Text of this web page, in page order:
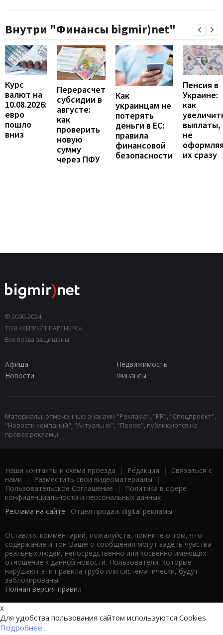
Внутри "Финансы bigmir)net"
Курс
валют на
10.08.2026:
евро
пошло
вниз
Перерасчет
субсидии в
августе:
как
проверить
новую
сумму
через ПФУ
Как
украинцам не
потерять
деньги в ЕС:
правила
финансовой
безопасности
Пенсия в
Украине:
как
выплаты,
не
их сразу
© 2000-2024,
ТОВ «КЕПРЕЙТ ПАРТНЕРС».
Все права защищены.
Афиша
Недвижимость
Новости
Финансы
Материалы, отмеченные знаками "Реклама", "PR", "Спецпроект",
"Новости компаний", "Актуально", "Промо", публикуются на
правах рекламы.
Наши контакты и схема проезда | Редакция | Связаться с
нами | Разместить свои видеоматериалы |
Пользовательское Соглашение |
Политика в сфере
конфиденциальности и персональных данных
Реклама на сайте: Отдел продаж digital рекламы
Оставляя комментарий, пожалуйста, помните о том, что
содержание и тон Вашего сообщения могут задеть чувства
реальных людей, непосредственно или косвенно имеющих
отношение к данной новости. Пользователи, которые
нарушают эти правила грубо или систематически, будут
заблокированы.
Полная версия правил
x
Для удобства пользования сайтом используются Cookies.
Подробнее...